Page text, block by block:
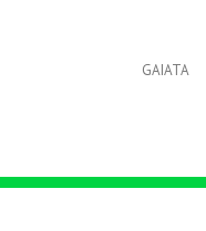
GAIATA